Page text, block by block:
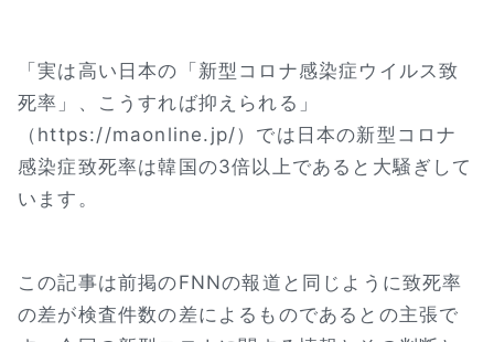
「実は高い日本の「新型コロナ感染症ウイルス致
死率」、こうすれば抑えられる」
（https://maonline.jp/）では日本の新型コロナ
感染症致死率は韓国の3倍以上であると大騒ぎして
います。
この記事は前掲のFNNの報道と同じように致死率
の差が検査件数の差によるものであるとの主張で